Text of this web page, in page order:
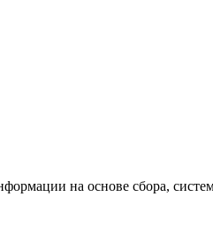
на основе сбора,